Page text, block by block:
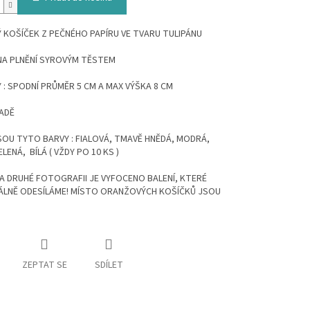
KOŠÍČEK Z PEČNÉHO PAPÍRU VE TVARU TULIPÁNU
PLNĚNÍ SYROVÝM TĚSTEM
SPODNÍ PRŮMĚR 5 CM A MAX VÝŠKA 8 CM
TYTO BARVY : FIALOVÁ, TMAVĚ HNĚDÁ, MODRÁ,
BÍLÁ ( VŽDY PO 10 KS )
DRUHÉ FOTOGRAFII JE VYFOCENO BALENÍ, KTERÉ
ODESÍLÁME! MÍSTO ORANŽOVÝCH KOŠÍČKŮ JSOU
ZEPTAT SE SDÍLET